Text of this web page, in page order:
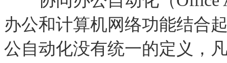
办公和计算机网络功能结合
公自动化没有统一的定义，